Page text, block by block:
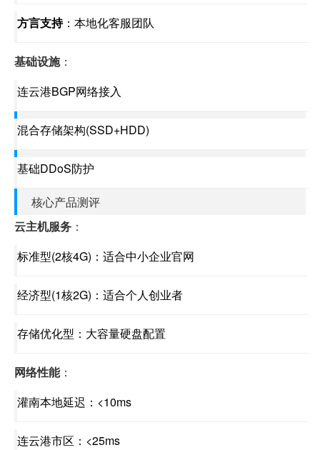
方言支持：本地化客服团队
基础设施：
连云港BGP网络接入
混合存储架构(SSD+HDD)
基础DDoS防护
核心产品测评
云主机服务 ：
标准型(2核4G)：适合中小企业官网
经济型(1核2G)：适合个人创业者
存储优化型：大容量硬盘配置
网络性能：
灌南本地延迟：<10ms
连云港市区：<25ms